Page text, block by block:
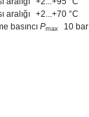
aralığı +2...+70 °C
basıncı Pmax 10 bar